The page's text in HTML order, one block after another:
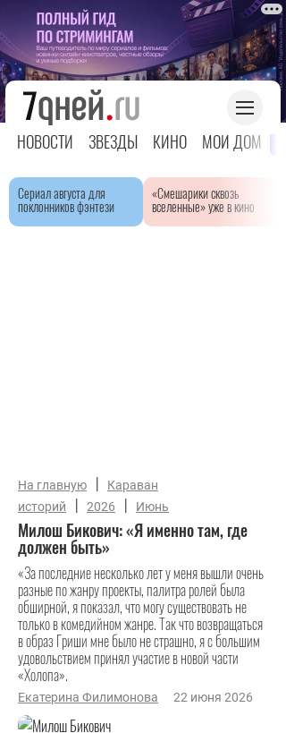
НОВОСТИ ЗВЕЗДЫ КИНО МОЙ ДОМ
Сериал августа для
поклонников фэнтези
«Смешарики сквозь
вселенные» уже в кино
На главную |
Караван
историй
| 2026 | Июнь
Милош Бикович: «Я именно там, где
должен быть»
«За последние несколько лет у меня вышли очень
разные по жанру проекты, палитра ролей была
обширной, я показал, что могу существовать не
только в комедийном жанре. Так что возвращаться
в образ Гриши мне было не страшно, я с большим
удовольствием принял участие в новой части
«Холопа».
Екатерина Филимонова 22 июня 2026